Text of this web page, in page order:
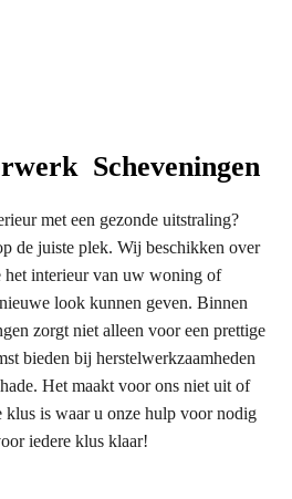
Scheveningen
met een gezonde uitstraling?
de juiste plek. Wij beschikken over
het interieur van uw woning of
look kunnen geven. Binnen
zorgt niet alleen voor een prettige
bieden bij herstelwerkzaamheden
Het maakt voor ons niet uit of
klus is waar u onze hulp voor nodig
iedere klus klaar!